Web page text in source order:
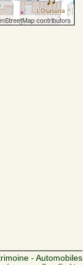
contributors
- Automobiles